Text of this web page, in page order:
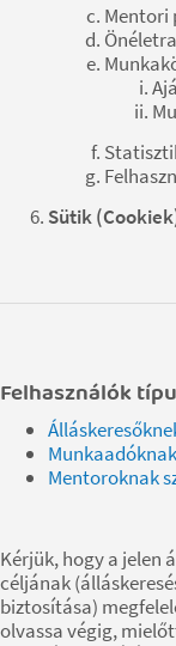
Mentori
Sütik
Felhasználók
Mentoroknak
Kérjük, hogy a jelen
céljának
biztosítása)
olvassa végig,